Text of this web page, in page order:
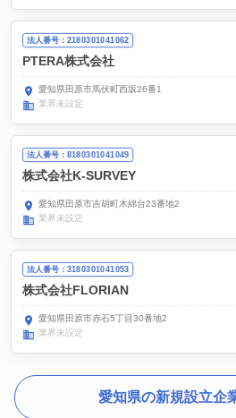
法人番号：2180301041062
PTERA株式会社
愛知県田原市馬伏町西坂26番1
業界未設定
法人番号：8180301041049
株式会社K-SURVEY
愛知県田原市吉胡町木綿台23番地2
業界未設定
法人番号：3180301041053
株式会社FLORIAN
愛知県田原市赤石5丁目30番地2
業界未設定
愛知県の新規設立企